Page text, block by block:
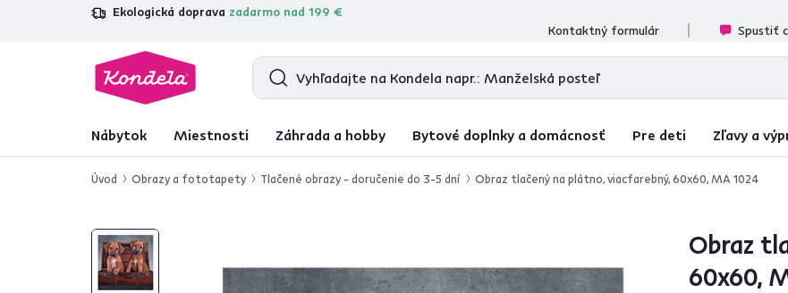
Ekologická doprava zadarmo nad 199 €
4,7 31 211overených produktových recenzií
Kontaktný formulár
Spustiť
Nábytok Miestnosti Záhrada a hobby Bytové doplnky a domácnosť Pre deti Zľavy a
Úvod Obrazy a fototapety Tlačené obrazy - doručenie do 3-5 dní Obraz tlačený na plátno, viacfarebný, 60x60, MA 1024
Obraz
60x60,